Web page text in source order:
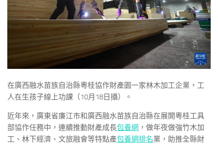
在廣西融水苗族自治縣粵桂協作財產園一家林木加工企業，工
人在生孩子線上功課（10月18日攝）。
近年來，廣東省廉江市和廣西融水苗族自治縣在展開粵桂工具
部協作任務中，連續推動財產成長包養網 ，做年夜做強竹木加
工、林下經濟、文旅融會等特點產包養網排名業，助推全縣財